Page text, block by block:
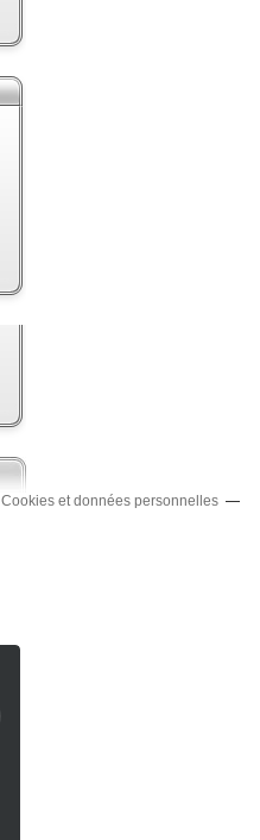
Cookies et données personnelles